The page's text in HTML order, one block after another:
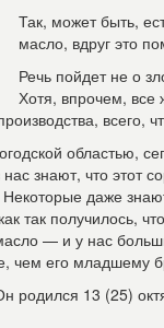
Так, может быть,
масло, вдруг это
Речь пойдет не о
Хотя, впрочем, все
всего,
областью,
знают, что этот
даже
так получилось,
— и у нас
чем его младшему
13 (25)